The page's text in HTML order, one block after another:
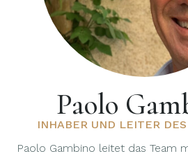
Paolo
INHABER UND LEITER
Paolo Gambino leitet das Team